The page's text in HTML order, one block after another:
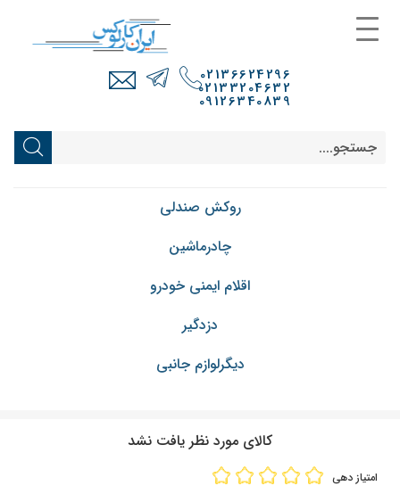
روکش صندلی
چادرماشین
اقلام ایمنی خودرو
دزدگیر
دیگرلوازم جانبی
02136624296
02133204632
09126340839
کالای مورد نظر یافت نشد
امتیاز دهی